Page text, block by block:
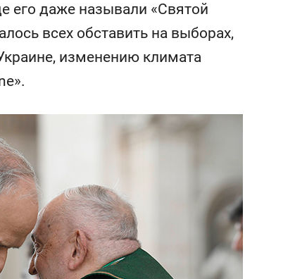
его даже называли «Святой
всех обставить на выборах,
изменению климата